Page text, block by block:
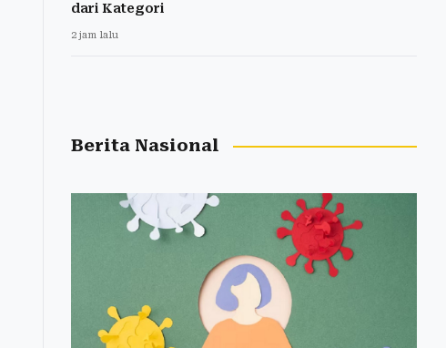
dari Kategori
2 jam lalu
Berita Nasional